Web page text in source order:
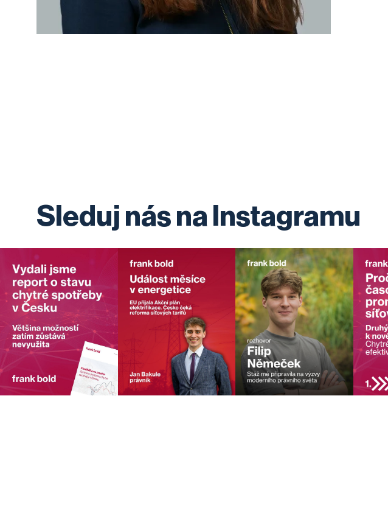
Sleduj nás na Instagramu